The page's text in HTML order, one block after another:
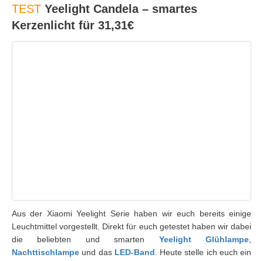
TEST Yeelight Candela – smartes
Kerzenlicht für 31,31€
Aus der Xiaomi Yeelight Serie haben wir euch bereits einige
Leuchtmittel vorgestellt. Direkt für euch getestet haben wir dabei
die beliebten und smarten Yeelight Glühlampe,
Nachttischlampe und das LED-Band. Heute stelle ich euch ein